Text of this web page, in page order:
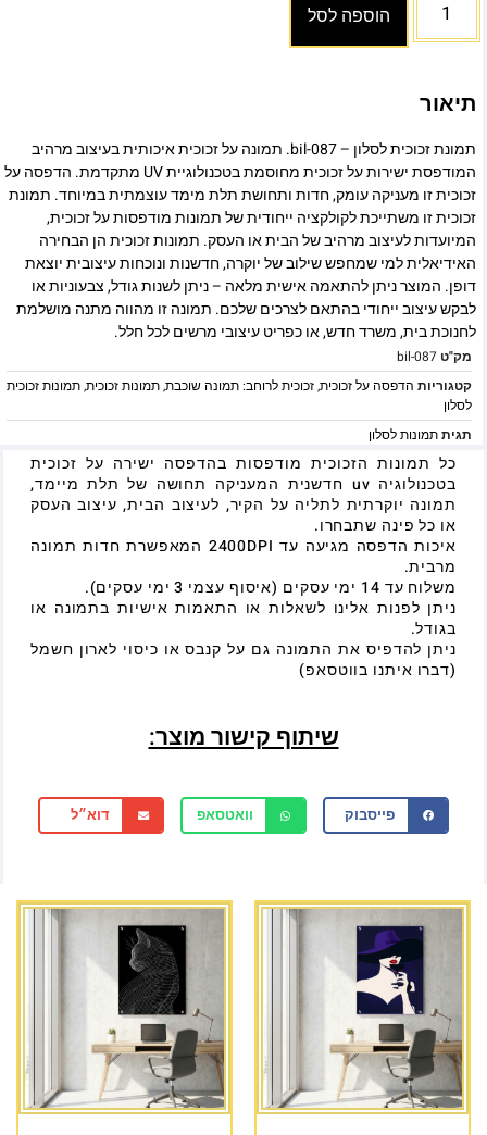
הוספה לסל
תיאור
תמונת זכוכית לסלון – bil-087. תמונה על זכוכית איכותית בעיצוב מרהיב
המודפסת ישירות על זכוכית מחוסמת בטכנולוגיית UV מתקדמת. הדפסה על
זכוכית זו מעניקה עומק, חדות ותחושת תלת מימד עוצמתית במיוחד. תמונת
זכוכית זו משתייכת לקולקציה ייחודית של תמונות מודפסות על זכוכית,
המיועדות לעיצוב מרהיב של הבית או העסק. תמונות זכוכית הן הבחירה
האידיאלית למי שמחפש שילוב של יוקרה, חדשנות ונוכחות עיצובית יוצאת
דופן. המוצר ניתן להתאמה אישית מלאה – ניתן לשנות גודל, צבעוניות או
לבקש עיצוב ייחודי בהתאם לצרכים שלכם. תמונה זו מהווה מתנה מושלמת
לחנוכת בית, משרד חדש, או כפריט עיצובי מרשים לכל חלל.
מק"טbil-087
קטגוריות הדפסה על זכוכית,זכוכית לרוחב: תמונה שוכבת,תמונות זכוכית,תמונות זכוכית
לסלון
תגיתתמונות לסלון
כל תמונות הזכוכית מודפסות בהדפסה ישירה על זכוכית
בטכנולוגיה uv חדשנית המעניקה תחושה של תלת מיימד,
תמונה יוקרתית לתליה על הקיר, לעיצוב הבית, עיצוב העסק
או כל פינה שתבחרו.
איכות הדפסה מגיעה עד 2400DPI המאפשרת חדות תמונה
מרבית.
משלוח עד 14 ימי עסקים (איסוף עצמי 3 ימי עסקים).
ניתן לפנות אלינו לשאלות או התאמות אישיות בתמונה או
בגודל.
ניתן להדפיס את התמונה גם על קנבס או כיסוי לארון חשמל
(דברו איתנו בווטסאפ)
שיתוף קישור מוצר:
פייסבוק וואטסאפ דוא״ל